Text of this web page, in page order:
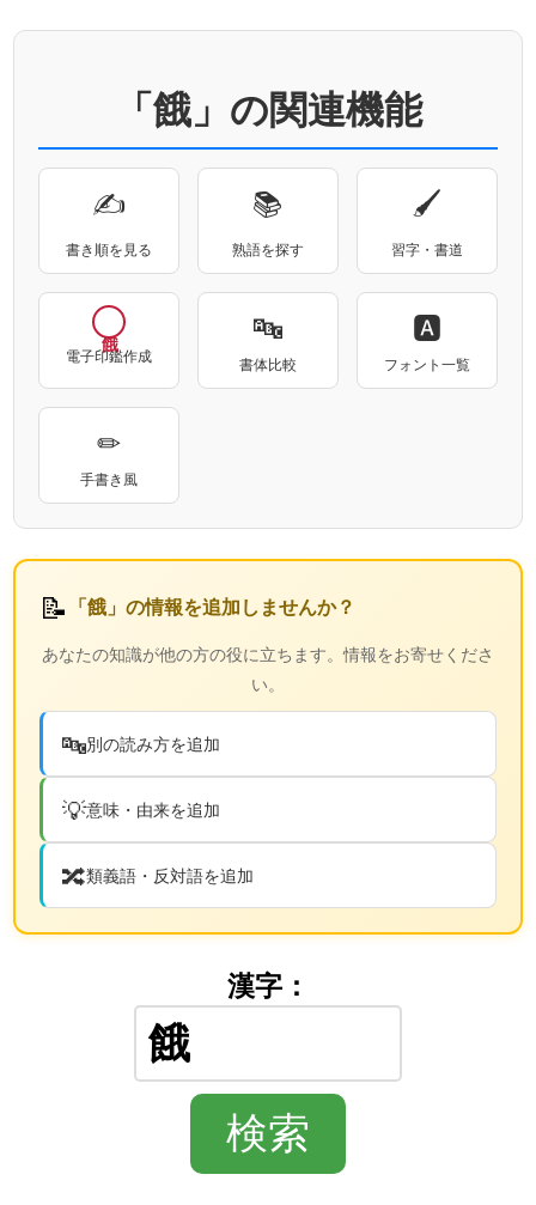
「餓」の関連機能
✍
書き順を見る
📚
熟語を探す
🖌
習字・書道
電子印鑑作成
🔤
書体比較
🅰
フォント一覧
✏
手書き風
📝 「餓」の情報を追加しませんか？
あなたの知識が他の方の役に立ちます。情報をお寄せくださ
い。
🔤別の読み方を追加
💡意味・由来を追加
🔀類義語・反対語を追加
漢字：